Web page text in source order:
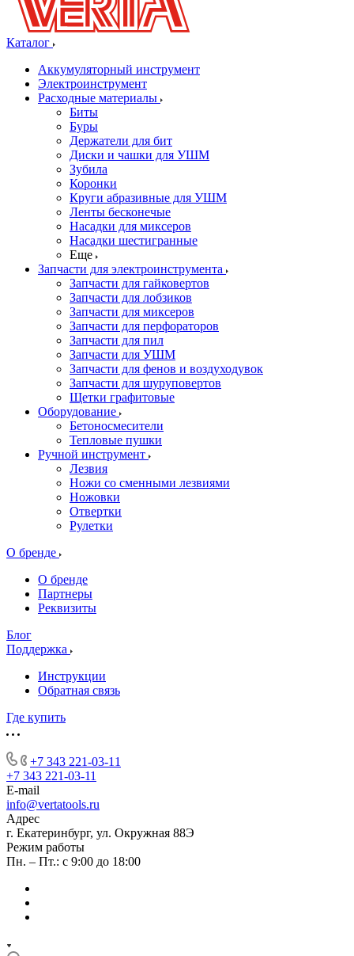
Каталог
Аккумуляторный инструмент
Электроинструмент
Расходные материалы
Биты
Буры
Держатели для бит
Диски и чашки для УШМ
Зубила
Коронки
Круги абразивные для УШМ
Ленты бесконечые
Насадки для миксеров
Насадки шестигранные
Еще
Запчасти для электроинструмента
Запчасти для гайковертов
Запчасти для лобзиков
Запчасти для миксеров
Запчасти для перфораторов
Запчасти для пил
Запчасти для УШМ
Запчасти для фенов и воздуходувок
Запчасти для шуруповертов
Щетки графитовые
Оборудование
Бетоносмесители
Тепловые пушки
Ручной инструмент
Лезвия
Ножи со сменными лезвиями
Ножовки
Отвертки
Рулетки
О бренде
О бренде
Партнеры
Реквизиты
Блог
Поддержка
Инструкции
Обратная связь
Где купить
+7 343 221-03-11
+7 343 221-03-11
E-mail
info@vertatools.ru
Адрес
г. Екатеринбург, ул. Окружная 88Э
Режим работы
Пн. – Пт.: с 9:00 до 18:00